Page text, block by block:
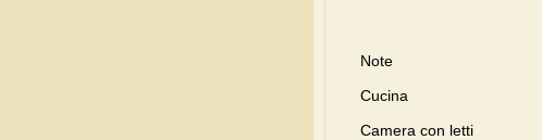
Note
Cucina
Camera con letti